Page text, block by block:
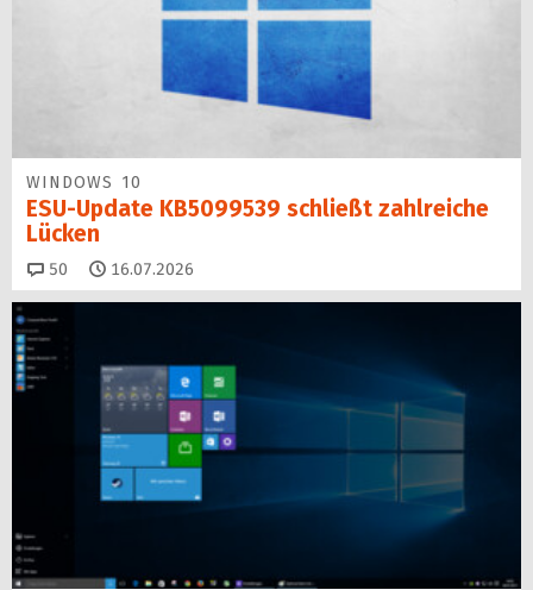
WINDOWS 10
ESU-Update KB5099539 schließt zahlreiche
Lücken
50 Kommentare
16.07.2026